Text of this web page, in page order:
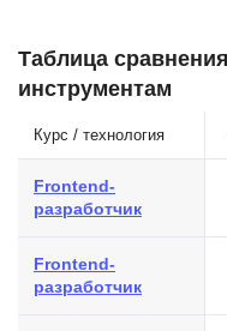
Таблица
инструментам
Курс / технология
Frontend-
разработчик
Frontend-
разработчик